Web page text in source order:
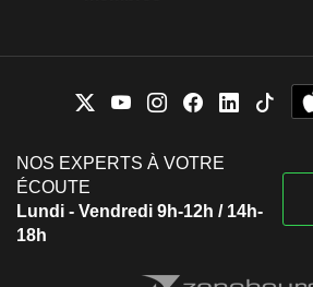
NOS EXPERTS À VOTRE
ÉCOUTE
Lundi - Vendredi 9h-12h / 14h-
18h